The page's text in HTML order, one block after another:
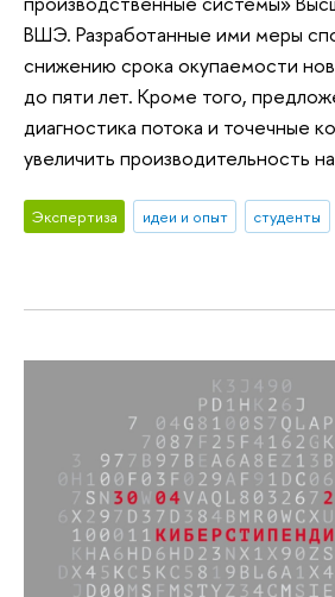
ВШЭ. Разработанные ими меры
снижению срока окупаемости
до пяти лет. Кроме того,
диагностика потока и точечные
увеличить производительность
Экспертиза идеи и опыт студенты